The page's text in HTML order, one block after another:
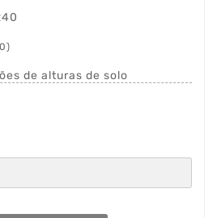
de alturas de solo